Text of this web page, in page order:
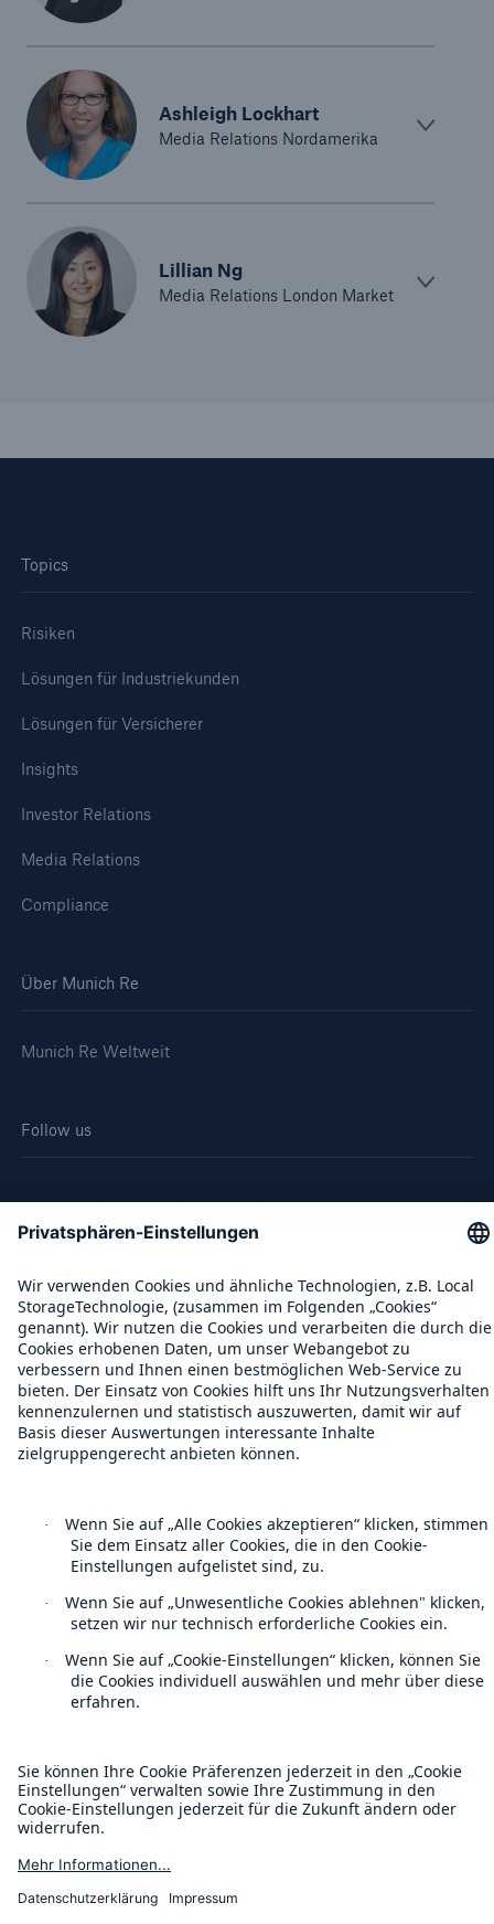
Ashleigh Lockhart
Media Relations Nordamerika
Lillian Ng
Media Relations London Market
Topics
Risiken
Lösungen für Industriekunden
Lösungen für Versicherer
Insights
Investor Relations
Media Relations
Compliance
Über Munich Re
Munich Re Weltweit
Follow us
Kontakt
Datenschutz
Cookie Einstellungen
Rechtliche Hinweise
Impressum
Barrierefreiheit-Modus
Munich Re’s Statement on the UK Modern Slavery Act